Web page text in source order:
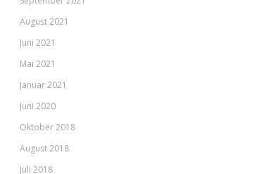
August 2021
Juni 2021
Mai 2021
Januar 2021
Juni 2020
Oktober 2018
August 2018
Juli 2018